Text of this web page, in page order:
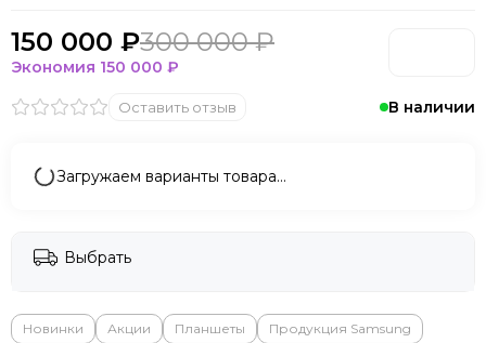
POCO
Sony
Valve
Whoop
ZTE
В наличии
Оставить отзыв
150 000 ₽300 000 ₽
Экономия 150 000 ₽
Загружаем варианты товара…
Выбрать
Новинки Акции Планшеты
Продукция Samsung